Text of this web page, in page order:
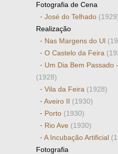
Fotografia de Cena
· José do Telhado
Realização
· Nas Margens do Ul
· O Castelo da Feira
· Um Dia Bem Passado
(1928)
· Vila da Feira (1928)
· Aveiro II (1930)
· Porto (1930)
· Rio Ave (1930)
· A Incubação Artificial
Fotografia